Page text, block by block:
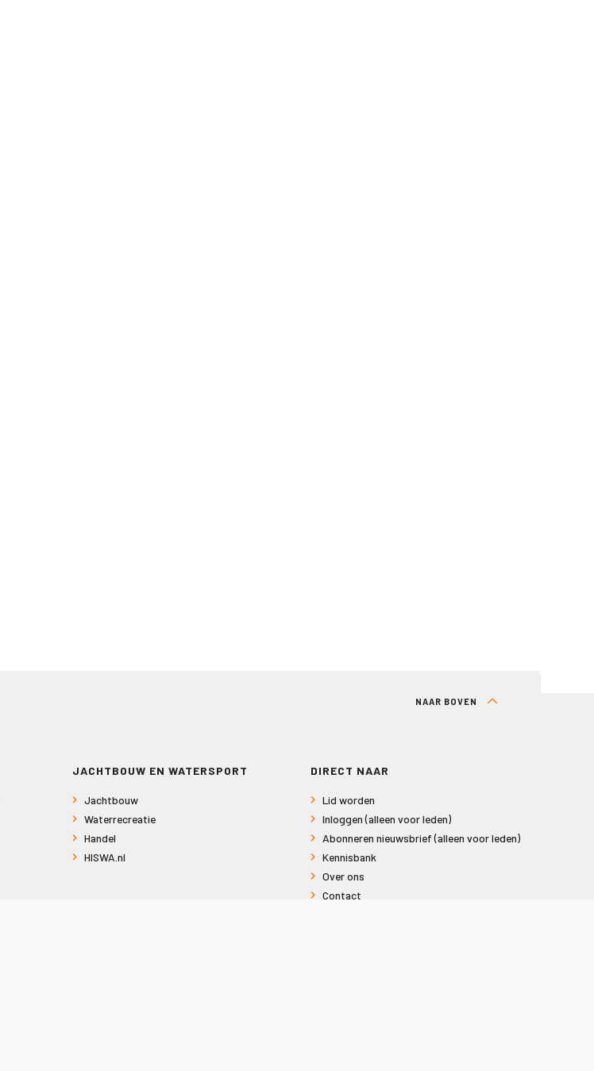
NAAR BOVEN
JACHTBOUW EN WATERSPORT
Jachtbouw
Waterrecreatie
Handel
HISWA.nl
DIRECT NAAR
Lid worden
Inloggen (alleen voor leden)
Abonneren nieuwsbrief (alleen voor leden)
Kennisbank
Over ons
Contact